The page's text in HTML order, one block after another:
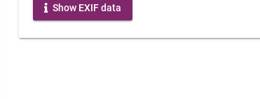
Show EXIF data